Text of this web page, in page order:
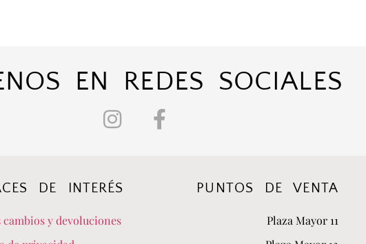
EN REDES SOCIALES
DE INTERÉS
cambios y devoluciones
PUNTOS DE VENTA
Plaza Mayor 11